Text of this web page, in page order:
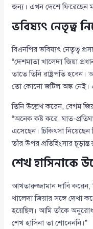
জন্য। এখন দেশে ফিরেছেন
ভবিষ্যৎ নেতৃত্ব
বিএনপির ভবিষ্যৎ নেতৃত্ব
“দেশমাতা খালেদা জিয়া
তাতে তিনি রাষ্ট্রপতি
তো কোনো জটিল অঙ্ক নেই।
তিনি উল্লেখ করেন, বেগম
“অনেক কষ্ট করে, ঘাত-
এসেছেন। চিকিৎসা
তাঁর উপর প্রতিহিংসার
শেখ হাসিনাকে
আখতারুজ্জামান দাবি করেন,
খালেদা জিয়ার সঙ্গে দেখা
হয়েছিল। আমি তাঁকে অনুরোধ
শেখ হাসিনা তা শোনেননি।”